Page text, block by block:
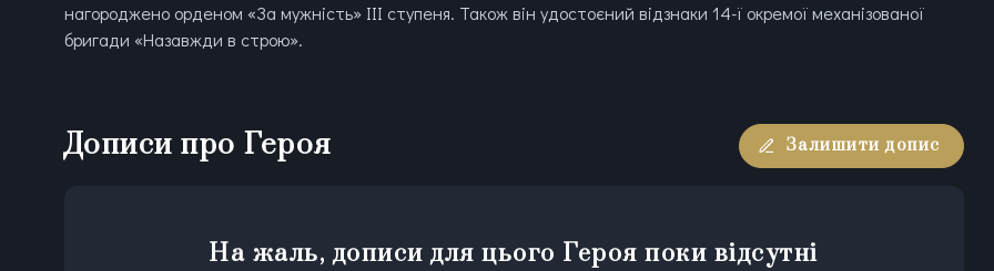
нагороджено орденом «За мужність» ІІІ ступеня. Також він удостоєний відзнаки 14-ї окремої механізованої
бригади «Назавжди в строю».
Дописи про Героя Залишити допис
На жаль, дописи для цього Героя поки відсутні